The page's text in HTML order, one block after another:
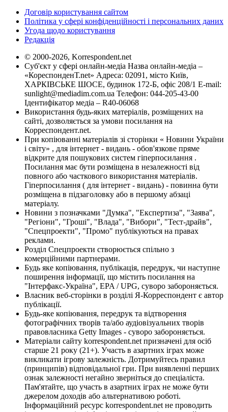
Договір користування сайтом
Політика у сфері конфіденційності і персональних даних
Угода щодо користування
Редакція
© 2000-2026, Korrespondent.net
Суб'єкт у сфері онлайн-медіа Назва онлайн-медіа –
«КореспонденТ.net» Адреса: 02091, місто Київ,
ХАРКІВСЬКЕ ШОСЕ, будинок 172-Б, офіс 208/1 E-mail:
sunlight@mediadim.com.ua Телефон: 044-205-43-00
Ідентифікатор медіа – R40-06068
Використання будь-яких матеріалів, розміщених на
сайті, дозволяється за умови посилання на
Корреспондент.net.
При копіюванні матеріалів зі сторінки « Новини України
і світу» , для інтернет - видань - обов'язкове пряме
відкрите для пошукових систем гіперпосилання .
Посилання має бути розміщена в незалежності від
повного або часткового використання матеріалів.
Гіперпосилання ( для інтернет - видань) - повинна бути
розміщена в підзаголовку або в першому абзаці
матеріалу.
Новини з позначками "Думка", "Експертиза", "Заява",
"Регіони", "Гроші", "Влада", "Вибори", "Тест-драйв",
"Спецпроекти", "Промо" публікуються на правах
реклами.
Розділ Спецпроекти створюється спільно з
комерційними партнерами.
Будь яке копіювання, публікація, передрук, чи наступне
поширення інформації, що містить посилання на
"Інтерфакс-Україна", EPA / UPG, суворо забороняється.
Власник веб-сторінки в розділі Я-Корреспондент є автор
публікації.
Будь-яке копіювання, передрук та відтворення
фотографічних творів та/або аудіовізуальних творів
правовласника Getty Images - суворо забороняється.
Матеріали сайту korrespondent.net призначені для осіб
старше 21 року (21+). Участь в азартних іграх може
викликати ігрову залежність. Дотримуйтесь правил
(принципів) відповідальної гри. При виявленні перших
ознак залежності негайно зверніться до спеціаліста.
Пам'ятайте, що участь в азартних іграх не може бути
джерелом доходів або альтернативою роботі.
Інформаційний ресурс korrespondent.net не проводить